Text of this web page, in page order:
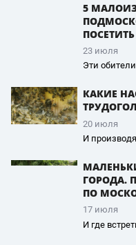
5
ПОСЕТИТЬ
23 июля
Эти
КАКИЕ
20 июля
И
ГОРОДА.
ПО
17 июля
И где